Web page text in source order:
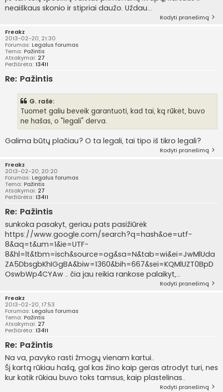
neaiškaus skonio ir stipriai daužo. Uždau...
Rodyti pranešimą
Freakz
2013-02-20, 21:30
Forumas: Legalus forumas
Tema: Pažintis
Atsakymai: 27
Peržiūrėta: 13411
Re: Pažintis
G. rašė:
Tuomet galiu beveik garantuoti, kad tai, ką rūkėt, buvo
ne hašas, o "legali" derva.
Galima būtų plačiau? O ta legali, tai tipo iš tikro legali?
Rodyti pranešimą
Freakz
2013-02-20, 20:20
Forumas: Legalus forumas
Tema: Pažintis
Atsakymai: 27
Peržiūrėta: 13411
Re: Pažintis
sunkoka pasakyt, geriau pats pasižiūrėk
https://www.google.com/search?q=hash&oe=utf-
8&aq=t&um=1&ie=UTF-
8&hl=lt&tbm=isch&source=og&sa=N&tab=wi&ei=JwMlUda
ZA5DbsgbKhIGgBA&biw=1360&bih=667&sei=KQMlUZT0BpD
OswbWp4CYAw .. čia jau reikia rankose palaikyt,...
Rodyti pranešimą
Freakz
2013-02-20, 17:53
Forumas: Legalus forumas
Tema: Pažintis
Atsakymai: 27
Peržiūrėta: 13411
Re: Pažintis
Na va, pavyko rasti žmogų vienam kartui..
Šį kartą rūkiau hašą, gal kas žino kaip geras atrodyt turi, nes
kur katik rūkiau buvo toks tamsus, kaip plastelinas..
Rodyti pranešimą